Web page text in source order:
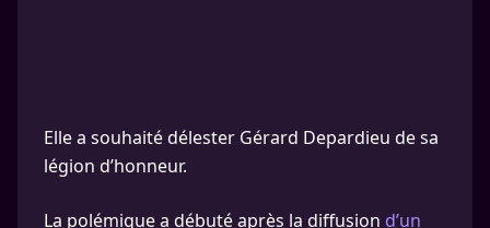
Elle a souhaité délester Gérard Depardieu de sa
légion d’honneur.
La polémique a débuté après la diffusion d’un